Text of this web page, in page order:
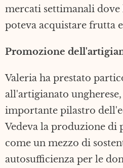
mercati settimanali dove
poteva acquistare frutta
Promozione
Valeria ha prestato
all'artigianato
importante pilastro
Vedeva la produzione
come un mezzo di
autosufficienza per le